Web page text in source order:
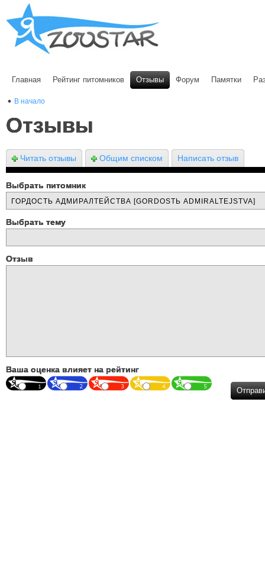
Главная Рейтинг питомников Отзывы Форум Памятки
В начало
Отзывы
Читать отзывы Общим списком Написать отзыв
Выбрать питомник
Выбрать тему
Отзыв
Ваша оценка влияет на рейтинг